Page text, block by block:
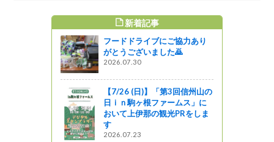
新着記事
フードドライブにご協力あり
がとうございました🙇
2026.07.30
【7/26 (日)】「第3回信州山の
日ｉｎ駒ヶ根ファームス」に
おいて上伊那の観光PRをしま
す
2026.07.23